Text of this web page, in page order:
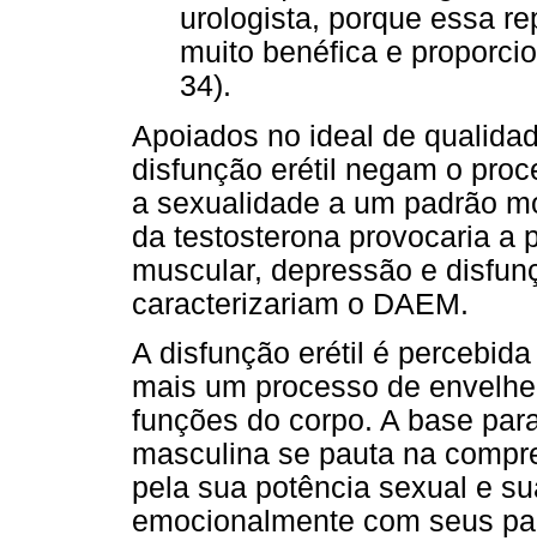
urologista, porque essa
muito benéfica e
34).
Apoiados no ideal de
disfunção erétil negam o
a sexualidade a um padrão
da testosterona provocaria a
muscular, depressão e
caracterizariam o DAEM.
A disfunção erétil é
mais um processo de
funções do corpo. A base
masculina se pauta na
pela sua potência sexual e
emocionalmente com seus